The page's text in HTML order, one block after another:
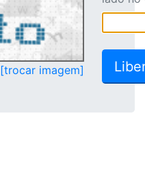
[trocar imagem]